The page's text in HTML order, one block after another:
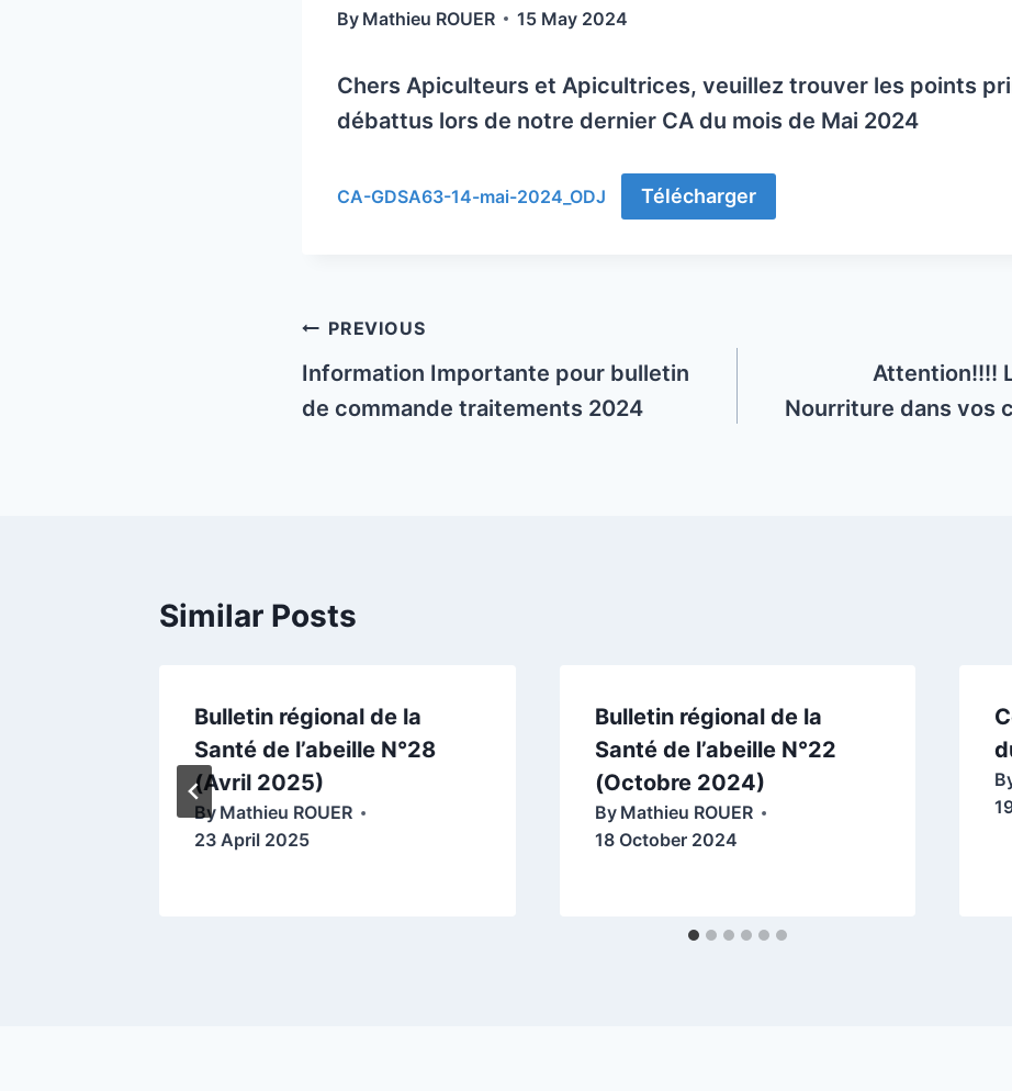
By Mathieu ROUER 15 May 2024
Chers Apiculteurs et Apicultrices, veuillez trouver les points
débattus lors de notre dernier CA du mois de Mai 2024
CA-GDSA63-14-mai-2024_ODJ Télécharger
Post
navigation
PREVIOUS
Information Importante pour bulletin
de commande traitements 2024
Attention!!!!
Nourriture dans vos
Similar Posts
Bulletin régional de la
Santé de l’abeille N°28
(Avril 2025)
By Mathieu ROUER
23 April 2025
Bulletin régional de la
Santé de l’abeille N°22
(Octobre 2024)
By Mathieu ROUER
18 October 2024